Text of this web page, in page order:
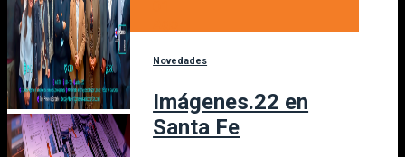
Novedades
Imágenes.22 en
Santa Fe